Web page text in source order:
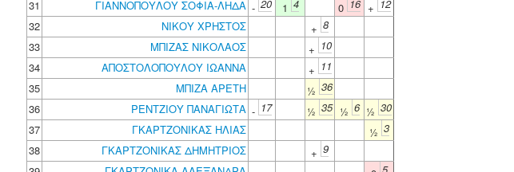
31
ΓΙΑΝΝΟΠΟΥΛΟΥ ΣΟΦΙΑ-ΛΗΔΑ - 20 1 4 0 16 + 12
32
ΝΙΚΟΥ ΧΡΗΣΤΟΣ + 8
33
ΜΠΙΖΑΣ ΝΙΚΟΛΑΟΣ + 10
34
ΑΠΟΣΤΟΛΟΠΟΥΛΟΥ ΙΩΑΝΝΑ + 11
35
ΜΠΙΖΑ ΑΡΕΤΗ ½ 36
36
ΡΕΝΤΖΙΟΥ ΠΑΝΑΓΙΩΤΑ - 17 ½ 35 ½ 6 ½ 30
37
ΓΚΑΡΤΖΟΝΙΚΑΣ ΗΛΙΑΣ ½ 3
38
ΓΚΑΡΤΖΟΝΙΚΑΣ ΔΗΜΗΤΡΙΟΣ + 9